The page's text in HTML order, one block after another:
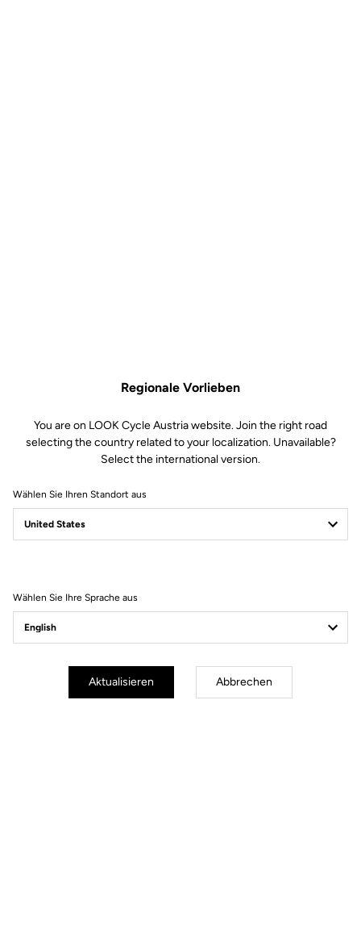
Race
Regionale Vorlieben
You are on LOOK Cycle Austria website. Join the right road
selecting the country related to your localization. Unavailable?
Select the international version.
Wählen Sie Ihren Standort aus
Wählen Sie Ihre Sprache aus
Aktualisieren Abbrechen